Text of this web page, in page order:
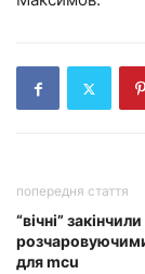
попередня стаття
“вічні”
для mcu